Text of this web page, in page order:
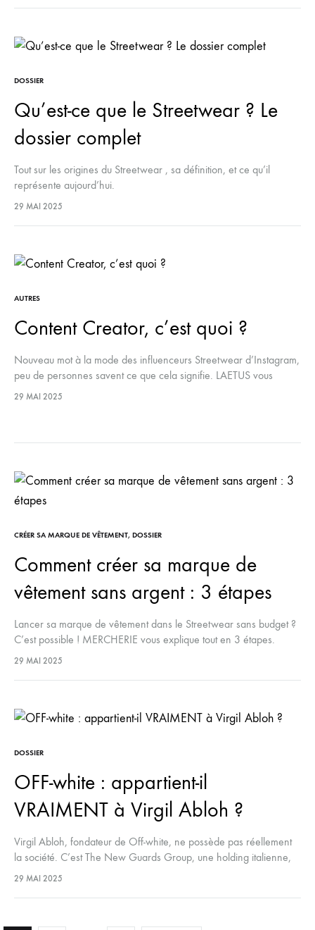
DOSSIER
Qu’est-ce que le Streetwear ? Le
dossier complet
Tout sur les origines du Streetwear , sa définition, et ce qu’il
représente aujourd’hui.
29 MAI 2025
AUTRES
Content Creator, c’est quoi ?
Nouveau mot à la mode des influenceurs Streetwear d’Instagram,
peu de personnes savent ce que cela signifie. LAETUS vous
explique tout.
29 MAI 2025
CRÉER SA MARQUE DE VÊTEMENT, DOSSIER
Comment créer sa marque de
vêtement sans argent : 3 étapes
Lancer sa marque de vêtement dans le Streetwear sans budget ?
C’est possible ! MERCHERIE vous explique tout en 3 étapes.
29 MAI 2025
DOSSIER
OFF-white : appartient-il
VRAIMENT à Virgil Abloh ?
Virgil Abloh, fondateur de Off-white, ne possède pas réellement
la société. C’est The New Guards Group, une holding italienne,
qui détient Off-white. L’UNIVERISITE vous explique tout.
29 MAI 2025